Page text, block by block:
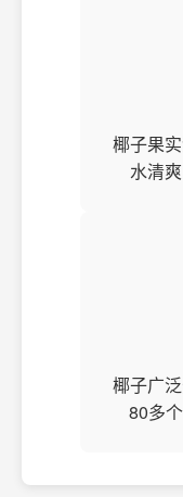
椰子果
水清
椰子广
80多